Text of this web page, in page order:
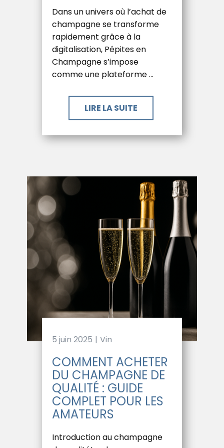
Dans un univers où l’achat de
champagne se transforme
rapidement grâce à la
digitalisation, Pépites en
Champagne s’impose
comme une plateforme …
LIRE LA SUITE
5 juin 2025 Vin
COMMENT ACHETER
DU CHAMPAGNE DE
QUALITÉ : GUIDE
COMPLET POUR LES
AMATEURS
Introduction au champagne